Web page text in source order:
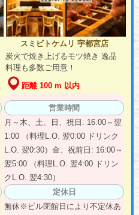
スミビトケムリ 宇都宮店
炭火で焼き上げるモツ焼き 逸品
料理も多数ご用意！
距離 100 m 以内
営業時間
月～木、土、日、祝日: 16:00～翌
1:00 （料理L.O. 翌0:00 ドリンク
L.O. 翌0:30）金、祝前日: 16:00～
翌5:00 （料理L.O. 翌4:00 ドリン
クL.O. 翌4:30）
定休日
無休※ビル閉館日により不定休あ